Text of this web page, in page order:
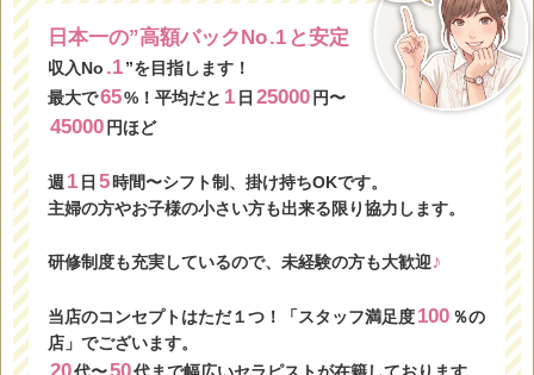
日本一の”高額バックNo.1 と安定
収入No .1 ”を目指します！
最大で65%！平均だと 1 日 25000 円〜
45000 円ほど
週 1 日 5 時間〜シフト制、掛け持ちOKです。
主婦の方やお子様の小さい方も出来る限り協力します。
研修制度も充実しているので、未経験の方も大歓迎♪
当店のコンセプトはただ１つ！「スタッフ満足度 100 ％の
店」でございます。